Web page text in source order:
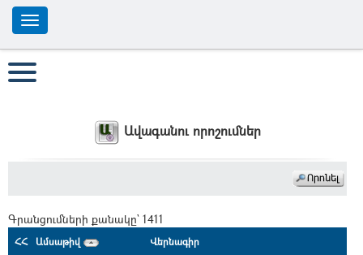
Ավագանու որոշումներ
Գրանցումների քանակը` 1411
ՀՀ Ամսաթիվ Վերնագիր